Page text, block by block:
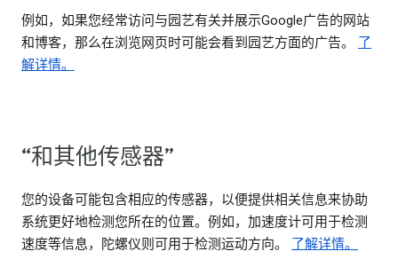
例如，如果您经常访问与园艺有关并展示Google广告的网站
和博客，那么在浏览网页时可能会看到园艺方面的广告。 了
解详情。
“和其他传感器”
您的设备可能包含相应的传感器，以便提供相关信息来协助
系统更好地检测您所在的位置。例如，加速度计可用于检测
速度等信息，陀螺仪则可用于检测运动方向。 了解详情。